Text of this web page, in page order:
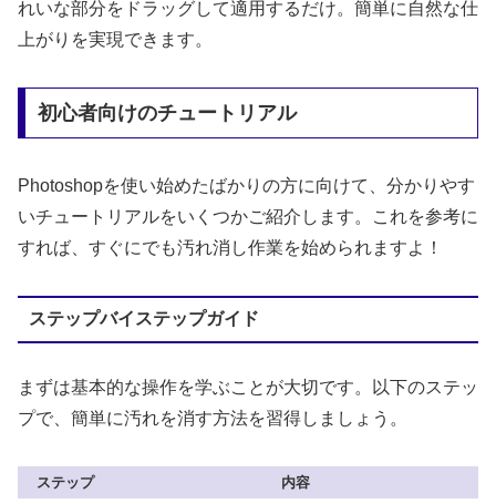
れいな部分をドラッグして適用するだけ。簡単に自然な仕
上がりを実現できます。
初心者向けのチュートリアル
Photoshopを使い始めたばかりの方に向けて、分かりやす
いチュートリアルをいくつかご紹介します。これを参考に
すれば、すぐにでも汚れ消し作業を始められますよ！
ステップバイステップガイド
まずは基本的な操作を学ぶことが大切です。以下のステッ
プで、簡単に汚れを消す方法を習得しましょう。
ステップ
内容